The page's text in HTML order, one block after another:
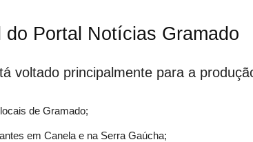
do Portal Notícias Gramado
voltado principalmente para a
de Gramado;
em Canela e na Serra Gaúcha;